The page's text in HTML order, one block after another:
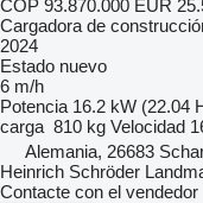
COP 93.870.000 EUR
Cargadora de
2024
Estado nuevo
6 m/h
Potencia 16.2 kW (22.04
carga 810 kg Velocidad
Alemania, 26683
Heinrich Schröder
Contacte con el vendedor